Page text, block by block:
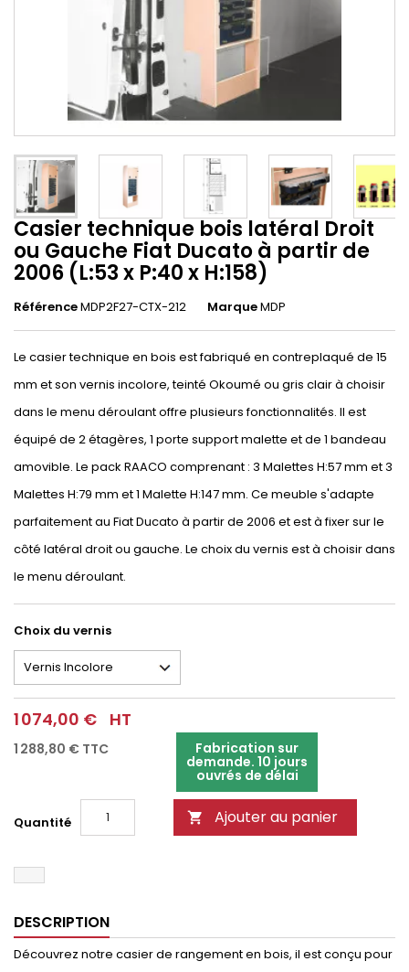
Casier technique bois latéral Droit
ou Gauche Fiat Ducato à partir de
2006 (L:53 x P:40 x H:158)
RéférenceMDP2F27-CTX-212 MarqueMDP
Le casier technique en bois est fabriqué en contreplaqué de 15
mm et son vernis incolore, teinté Okoumé ou gris clair à choisir
dans le menu déroulant offre plusieurs fonctionnalités. Il est
équipé de 2 étagères, 1 porte support malette et de 1 bandeau
amovible. Le pack RAACO comprenant : 3 Malettes H:57 mm et 3
Malettes H:79 mm et 1 Malette H:147 mm. Ce meuble s'adapte
parfaitement au Fiat Ducato à partir de 2006 et est à fixer sur le
côté latéral droit ou gauche. Le choix du vernis est à choisir dans
le menu déroulant.
Choix du vernis
1 074,00 € HT
1 288,80 € TTC Fabrication sur
demande. 10 jours
ouvrés de délai
Quantité  Ajouter au panier
DESCRIPTION
Découvrez notre casier de rangement en bois, il est conçu pour